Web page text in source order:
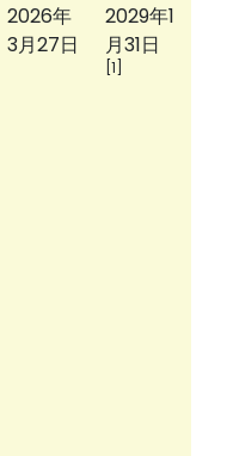
2026年
3月27日
2029年1
月31日
[1]